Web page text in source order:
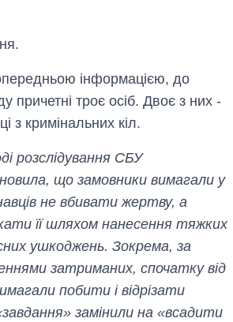
інформацією, до
причетні троє осіб. Двоє з них -
з кримінальних кіл.
розслідування СБУ
що замовники вимагали у
не вбивати жертву, а
її шляхом нанесення тяжких
ушкоджень. Зокрема, за
затриманих, спочатку від
побити і відрізати
замінили на «всадити
Вісім масованих
за літо: Київ та
область стали
головною ціллю
рф